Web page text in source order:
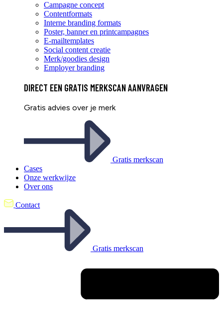
Campagne concept
Contentformats
Interne branding formats
Poster, banner en printcampagnes
E-mailtemplates
Social content creatie
Merk/goodies design
Employer branding
DIRECT EEN GRATIS MERKSCAN AANVRAGEN
Gratis advies over je merk
Gratis merkscan
Cases
Onze werkwijze
Over ons
Contact
Gratis merkscan